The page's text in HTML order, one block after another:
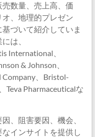
数量、売上高、価
、地理的プレゼン
づいて紹介していま
は、
International、
& Johnson、
Company、Bristol-
Teva Pharmaceuticalな
、阻害要因、機会、
インサイトを提供し